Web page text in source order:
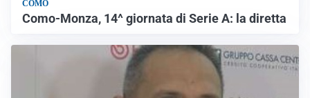
COMO
Como-Monza, 14^ giornata di Serie A: la diretta